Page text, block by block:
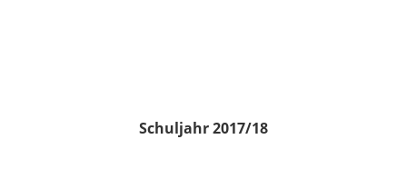
Schuljahr 2017/18